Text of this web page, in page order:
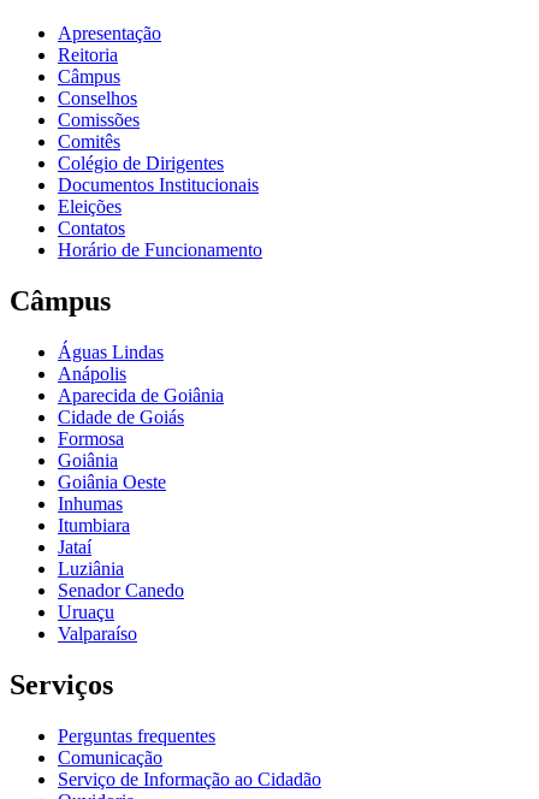
Apresentação
Reitoria
Câmpus
Conselhos
Comissões
Comitês
Colégio de Dirigentes
Documentos Institucionais
Eleições
Contatos
Horário de Funcionamento
Câmpus
Águas Lindas
Anápolis
Aparecida de Goiânia
Cidade de Goiás
Formosa
Goiânia
Goiânia Oeste
Inhumas
Itumbiara
Jataí
Luziânia
Senador Canedo
Uruaçu
Valparaíso
Serviços
Perguntas frequentes
Comunicação
Serviço de Informação ao Cidadão